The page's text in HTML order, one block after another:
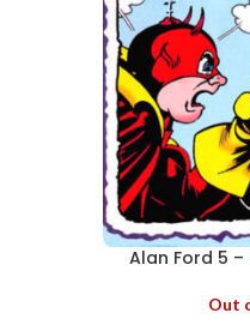
Alan Ford 5
Out